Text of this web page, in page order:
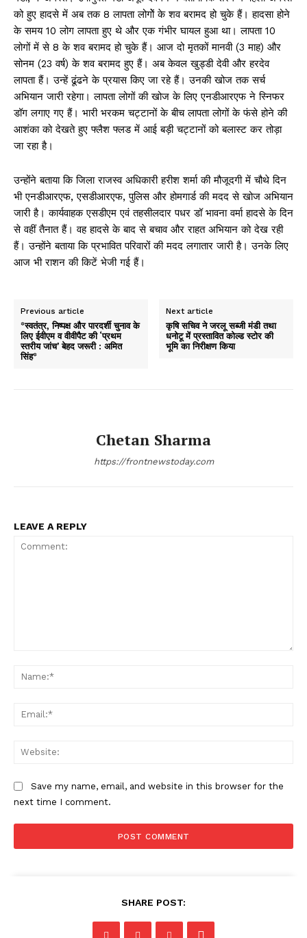
को हुए हादसे में अब तक 8 लापता लोगोें के शव बरामद हो चुके हैं। हादसा होने
के समय 10 लोग लापता हुए थे और एक गंभीर घायल हुआ था। लापता 10
लोगों में से 8 के शव बरामद हो चुके हैं। आज दो मृतकों मानवी (3 माह) और
सोनम (23 वर्ष) के शव बरामद हुए हैं। अब केवल खुड्डी देवी और हरदेव
लापता हैं। उन्हेंढूंढने के प्रयास किए जा रहे हैं। उनकी खोज तक सर्च
अभियान जारी रहेगा। लापता लोगों की खोज के लिए एनडीआरएफ ने स्निफर
डॉग लगाए गए हैं। भारी भरकम चट्टानों के बीच लापता लोगों के फंसे होने की
आशंका को देखते हुए फ्लैश फ्लड में आई बड़ी चट्टानों को बलास्ट कर तोड़ा
जा रहा है।
उन्होंने बताया कि जिला राजस्व अधिकारी हरीश शर्मा की मौजूदगी में चौथे दिन
भी एनडीआरएफ, एसडीआरएफ, पुलिस और होमगार्ड की मदद से खोज अभियान
जारी है। कार्यवाहक एसडीएम एवं तहसीलदार पधर डॉ भावना वर्मा हादसे के दिन
से वहीं तैनात हैं। वह हादसे के बाद से बचाव और राहत अभियान को देख रही
हैं। उन्होंने बताया कि प्रभावित परिवारों की मदद लगातार जारी है। उनके लिए
आज भी राशन की किटें भेजी गई हैं।
Previous article
*स्वतंत्र, निष्पक्ष और पारदर्शी चुनाव के
लिए ईवीएम व वीवीपैट की ‘प्रथम
स्तरीय जांच’ बेहद जरूरी : अमित
सिंह*
Next article
कृषि सचिव ने जरलू सब्जी मंडी तथा
धनोटू में प्रस्तावित कोल्ड स्टोर की
भूमि का निरीक्षण किया
Chetan Sharma
https://frontnewstoday.com
LEAVE A REPLY
Save my name, email, and website in this browser for the
next time I comment.
SHARE POST: